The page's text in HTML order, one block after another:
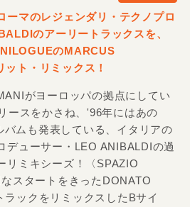
ーマのレジェンダリ・テクノプロ
のアーリートラックスを、
のMARCUS
ト・リミックス！
がヨーロッパの拠点にしてい
ースをかさね、'96年にはあの
バムも発表している、イタリアの
デューサー・LEO ANIBALDIの過
リミキシーズ！〈SPAZIO
スタートをきったDONATO
ックをリミックスしたBサイ